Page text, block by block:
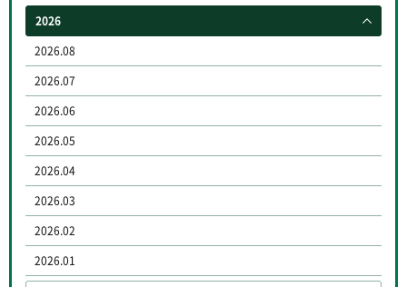
2026
2026.08
2026.07
2026.06
2026.05
2026.04
2026.03
2026.02
2026.01